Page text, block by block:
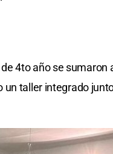
4to año se sumaron
taller integrado